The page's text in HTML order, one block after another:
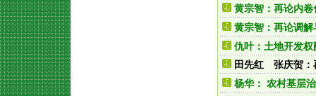
黄宗智：再论内
黄宗智：再论调
仇叶：土地开发
田先红 张庆贺：
杨华： 农村基层